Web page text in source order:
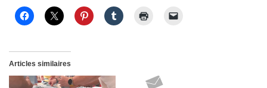
Articles similaires